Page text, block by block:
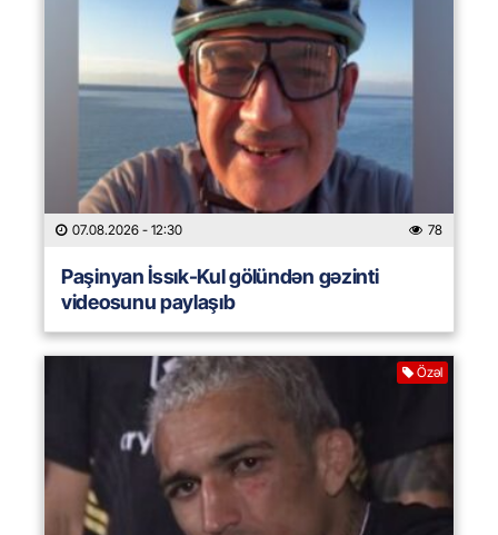
07.08.2026 - 12:30 78
Paşinyan İssık-Kul gölündən gəzinti
videosunu paylaşıb
Özəl